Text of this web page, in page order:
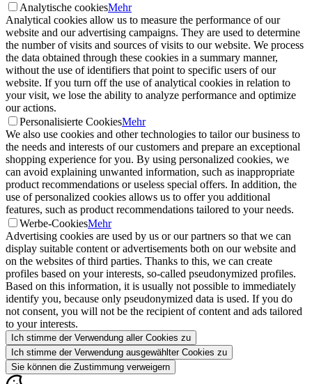
Analytische cookiesMehr
Analytical cookies allow us to measure the performance of our
website and our advertising campaigns. They are used to determine
the number of visits and sources of visits to our website. We process
the data obtained through these cookies in a summary manner,
without the use of identifiers that point to specific users of our
website. If you turn off the use of analytical cookies in relation to
your visit, we lose the ability to analyze performance and optimize
our actions.
Personalisierte CookiesMehr
We also use cookies and other technologies to tailor our business to
the needs and interests of our customers and prepare an exceptional
shopping experience for you. By using personalized cookies, we
can avoid explaining unwanted information, such as inappropriate
product recommendations or useless special offers. In addition, the
use of personalized cookies allows us to offer you additional
features, such as product recommendations tailored to your needs.
Werbe-CookiesMehr
Advertising cookies are used by us or our partners so that we can
display suitable content or advertisements both on our website and
on the websites of third parties. Thanks to this, we can create
profiles based on your interests, so-called pseudonymized profiles.
Based on this information, it is usually not possible to immediately
identify you, because only pseudonymized data is used. If you do
not consent, you will not be the recipient of content and ads tailored
to your interests.
Ich stimme der Verwendung aller Cookies zu
Ich stimme der Verwendung ausgewählter Cookies zu
Sie können die Zustimmung verweigern